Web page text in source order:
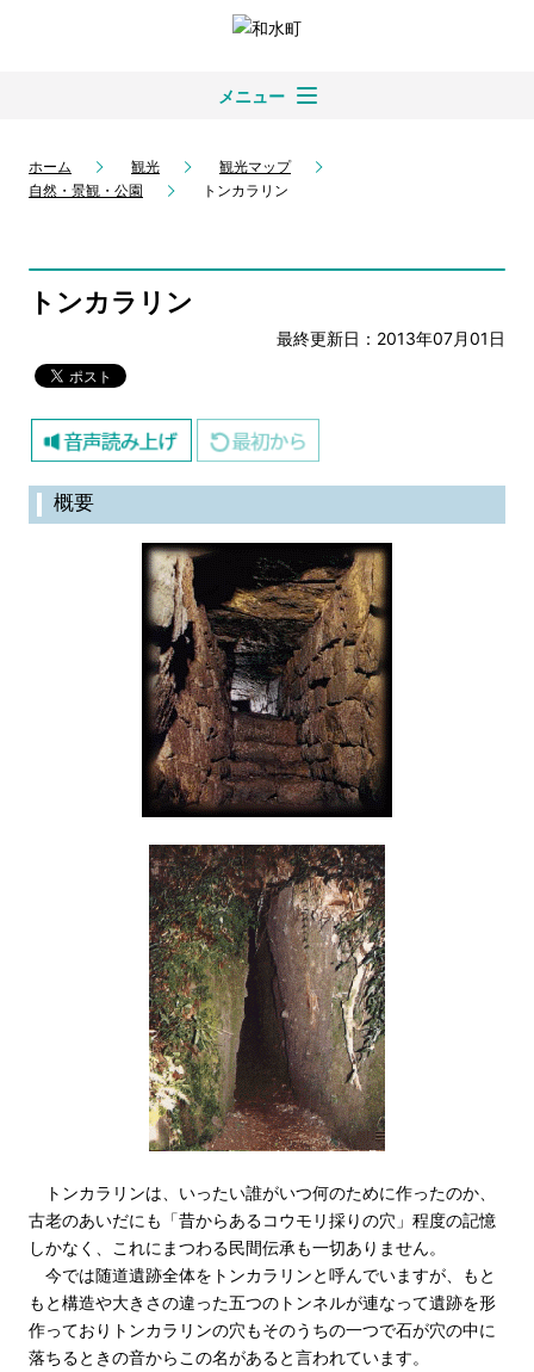
メニュー
ホーム 観光
観光マップ
自然・景観・公園
トンカラリン
トンカラリン
最終更新日：2013年07月01日
概要
トンカラリンは、いったい誰がいつ何のために作ったのか、
古老のあいだにも「昔からあるコウモリ採りの穴」程度の記憶
しかなく、これにまつわる民間伝承も一切ありません。
今では随道遺跡全体をトンカラリンと呼んでいますが、もと
もと構造や大きさの違った五つのトンネルが連なって遺跡を形
作っておりトンカラリンの穴もそのうちの一つで石が穴の中に
落ちるときの音からこの名があると言われています。